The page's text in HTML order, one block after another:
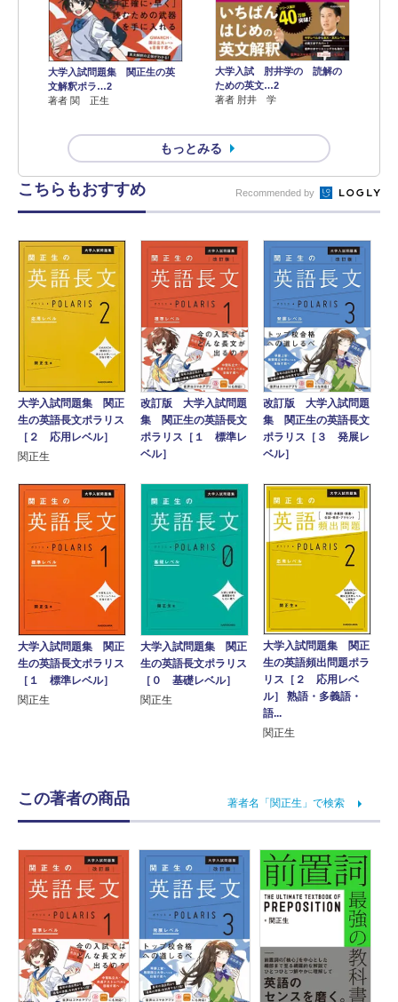
大学入試問題集 関正生の英
文解釈ポラ…2
著者 関 正生
大学入試 肘井学の 読解の
ための英文…2
著者 肘井 学
もっとみる
こちらもおすすめ Recommended by
大学入試問題集 関正
生の英語長文ポラリス
［２ 応用レベル］
関正生
改訂版 大学入試問題
集 関正生の英語長文
ポラリス［１ 標準レ
ベル］
改訂版 大学入試問題
集 関正生の英語長文
ポラリス［３ 発展レ
ベル］
大学入試問題集 関正
生の英語長文ポラリス
［１ 標準レベル］
関正生
大学入試問題集 関正
生の英語長文ポラリス
［０ 基礎レベル］
関正生
大学入試問題集 関正
生の英語頻出問題ポラ
リス［２ 応用レベ
ル］ 熟語・多義語・
語...
関正生
この著者の商品 著者名「関正生」で検索